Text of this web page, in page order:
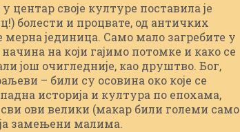
центар своје културе поставила је
болести и процвате, од античких
мерна јединица. Само мало загребите у
на који гајимо потомке и како се
још очигледније, као друштво. Бог,
– били су осовина око које се
историја и култура по епохама,
ови велики (макар били големи само
замењени малима.